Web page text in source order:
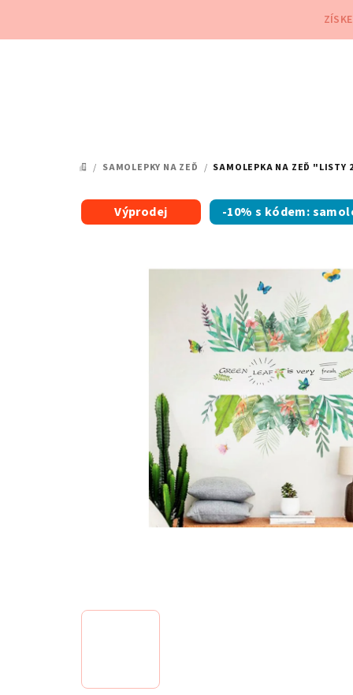
DOMŮ
/ SAMOLEPKY NA ZEĎ / SAMOLEPKA NA ZEĎ "LISTY
Výprodej -10% s kódem: